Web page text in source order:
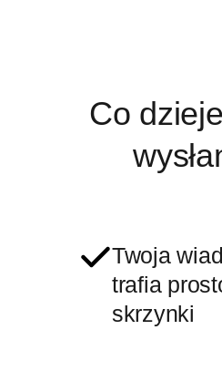
Co
Twoja
trafia
skrzynki